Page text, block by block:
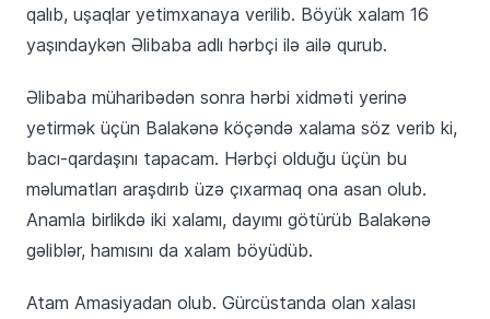
qalıb, uşaqlar yetimxanaya verilib. Böyük xalam 16
yaşındaykən Əlibaba adlı hərbçi ilə ailə qurub.
Əlibaba müharibədən sonra hərbi xidməti yerinə
yetirmək üçün Balakənə köçəndə xalama söz verib ki,
bacı-qardaşını tapacam. Hərbçi olduğu üçün bu
məlumatları araşdırıb üzə çıxarmaq ona asan olub.
Anamla birlikdə iki xalamı, dayımı götürüb Balakənə
gəliblər, hamısını da xalam böyüdüb.
Atam Amasiyadan olub. Gürcüstanda olan xalası